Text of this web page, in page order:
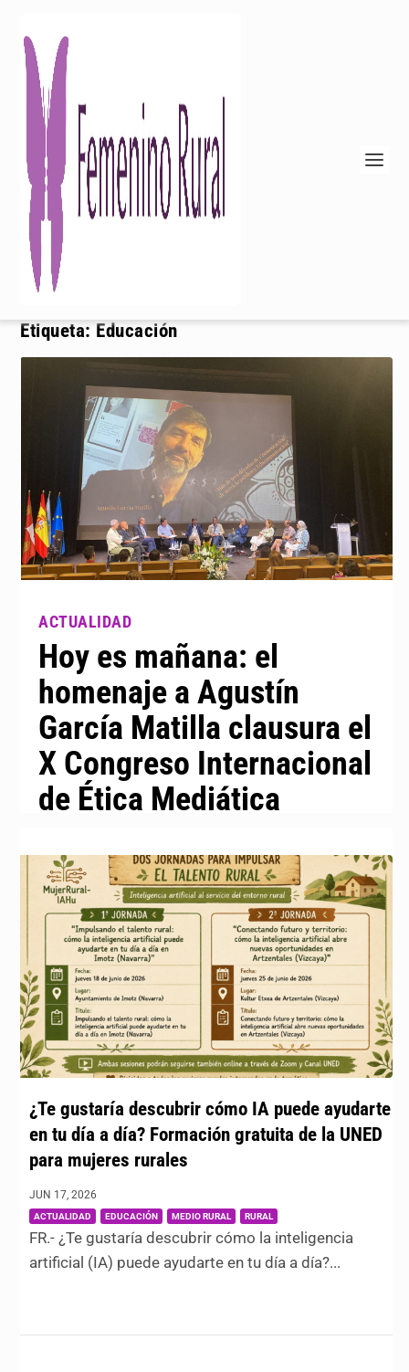
Etiqueta: Educación
Hoy es mañana: el
homenaje a Agustín
García Matilla clausura el
X Congreso Internacional
de Ética Mediática
¿Te gustaría descubrir cómo IA puede ayudarte
en tu día a día? Formación gratuita de la UNED
para mujeres rurales
JUN 17, 2026
ACTUALIDAD EDUCACIÓN MEDIO RURAL RURAL
FR.- ¿Te gustaría descubrir cómo la inteligencia
artificial (IA) puede ayudarte en tu día a día?...